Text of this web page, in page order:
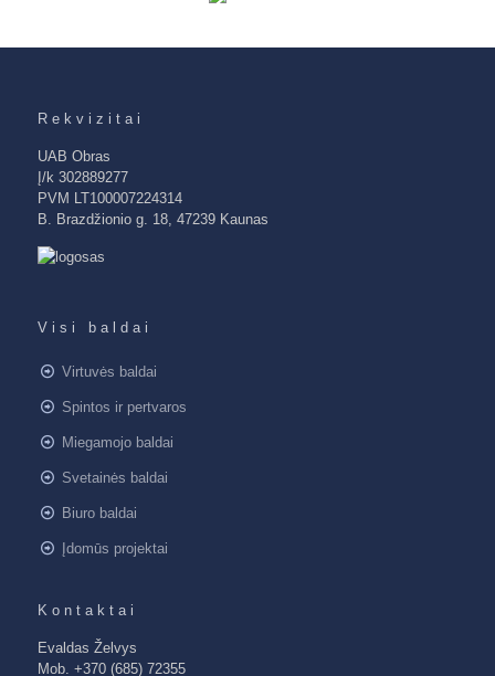
Rekvizitai
UAB Obras
Į/k 302889277
PVM LT100007224314
B. Brazdžionio g. 18, 47239 Kaunas
Visi baldai
Virtuvės baldai
Spintos ir pertvaros
Miegamojo baldai
Svetainės baldai
Biuro baldai
Įdomūs projektai
Kontaktai
Evaldas Želvys
Mob. +370 (685) 72355